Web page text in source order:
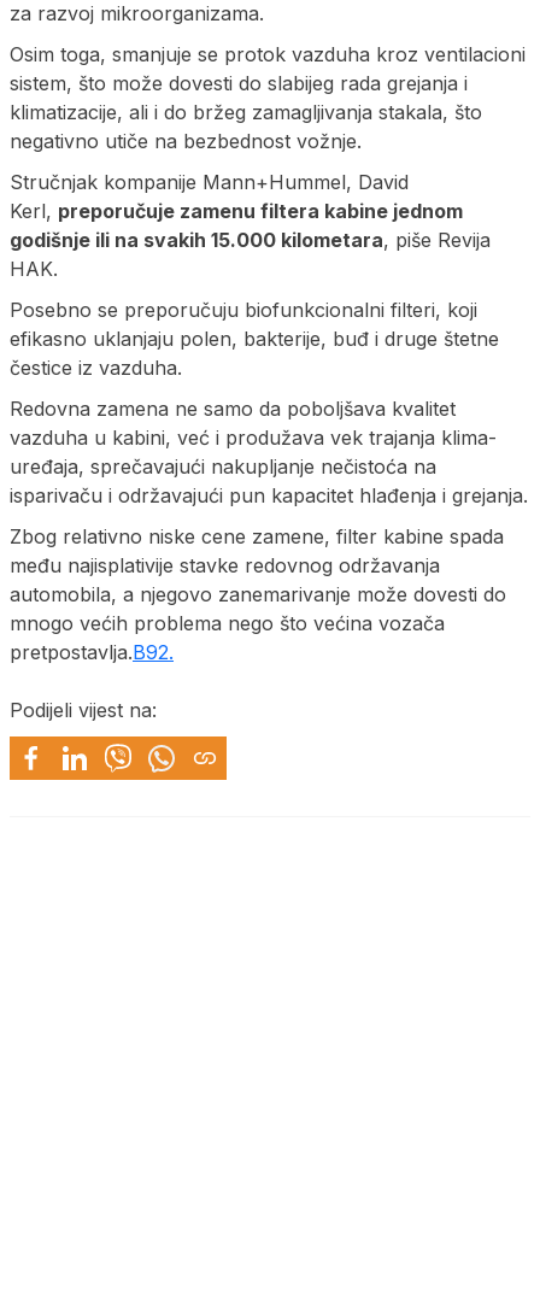
za razvoj mikroorganizama.
Osim toga, smanjuje se protok vazduha kroz ventilacioni
sistem, što može dovesti do slabijeg rada grejanja i
klimatizacije, ali i do bržeg zamagljivanja stakala, što
negativno utiče na bezbednost vožnje.
Stručnjak kompanije Mann+Hummel, David
Kerl, preporučuje zamenu filtera kabine jednom
godišnje ili na svakih 15.000 kilometara, piše Revija
HAK.
Posebno se preporučuju biofunkcionalni filteri, koji
efikasno uklanjaju polen, bakterije, buđ i druge štetne
čestice iz vazduha.
Redovna zamena ne samo da poboljšava kvalitet
vazduha u kabini, već i produžava vek trajanja klima-
uređaja, sprečavajući nakupljanje nečistoća na
isparivaču i održavajući pun kapacitet hlađenja i grejanja.
Zbog relativno niske cene zamene, filter kabine spada
među najisplativije stavke redovnog održavanja
automobila, a njegovo zanemarivanje može dovesti do
mnogo većih problema nego što većina vozača
pretpostavlja.B92.
Podijeli vijest na: